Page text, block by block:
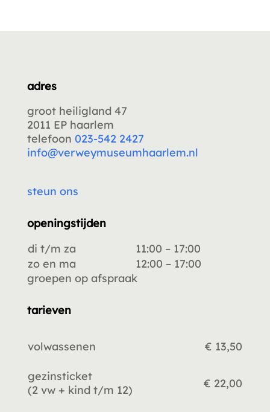
adres
groot heiligland 47
2011 EP haarlem
telefoon 023-542 2427
info@verweymuseumhaarlem.nl
steun ons
openingstijden
di t/m za
11:00 – 17:00
zo en ma
12:00 – 17:00
groepen op afspraak
tarieven
volwassenen € 13,50
gezinsticket
(2 vw + kind t/m 12) € 22,00